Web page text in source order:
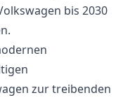
bis 2030
zur treibenden